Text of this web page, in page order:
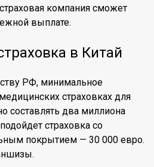
компания сможет
выплате.
в Китай
РФ, минимальное
страховках для
составлять два миллиона
страховка со
покрытием — 30 000 евро.